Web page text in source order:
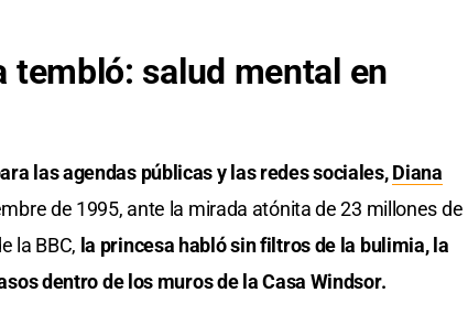
tembló: salud mental en
las agendas públicas y las redes sociales,Diana
de 1995, ante la mirada atónita de 23 millones de
la BBC, la princesa habló sin filtros de la bulimia, la
dentro de los muros de la Casa Windsor.